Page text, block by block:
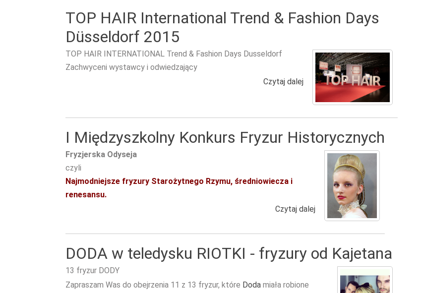
TOP HAIR International Trend & Fashion Days
Düsseldorf 2015
TOP HAIR INTERNATIONAL Trend & Fashion Days Dusseldorf
Zachwyceni wystawcy i odwiedzający
Czytaj dalej wpis TOP HAIR International
I Międzyszkolny Konkurs Fryzur Historycznych
Fryzjerska Odyseja
czyli
Najmodniejsze fryzury Starożytnego Rzymu, średniowiecza i
renesansu.
Czytaj dalej wpis I Międzyszkolny
DODA w teledysku RIOTKI - fryzury od Kajetana
13 fryzur DODY
Zapraszam Was do obejrzenia 11 z 13 fryzur, które Doda miała robione